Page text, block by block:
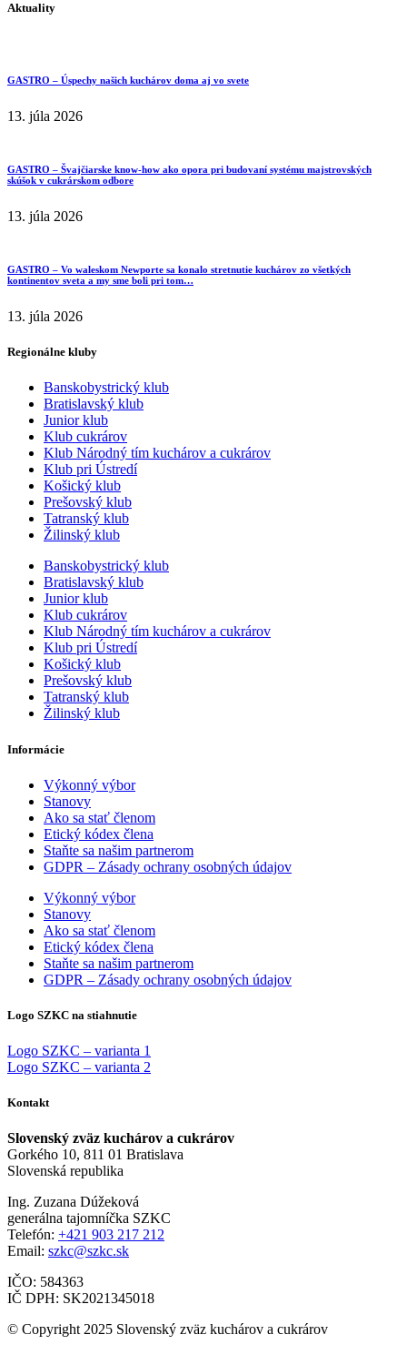
Aktuality
GASTRO – Úspechy našich kuchárov doma aj vo svete
13. júla 2026
GASTRO – Švajčiarske know-how ako opora pri budovaní systému majstrovských
skúšok v cukrárskom odbore
13. júla 2026
GASTRO – Vo waleskom Newporte sa konalo stretnutie kuchárov zo všetkých
kontinentov sveta a my sme boli pri tom…
13. júla 2026
Regionálne kluby
Banskobystrický klub
Bratislavský klub
Junior klub
Klub cukrárov
Klub Národný tím kuchárov a cukrárov
Klub pri Ústredí
Košický klub
Prešovský klub
Tatranský klub
Žilinský klub
Banskobystrický klub
Bratislavský klub
Junior klub
Klub cukrárov
Klub Národný tím kuchárov a cukrárov
Klub pri Ústredí
Košický klub
Prešovský klub
Tatranský klub
Žilinský klub
Informácie
Výkonný výbor
Stanovy
Ako sa stať členom
Etický kódex člena
Staňte sa našim partnerom
GDPR – Zásady ochrany osobných údajov
Výkonný výbor
Stanovy
Ako sa stať členom
Etický kódex člena
Staňte sa našim partnerom
GDPR – Zásady ochrany osobných údajov
Logo SZKC na stiahnutie
Logo SZKC – varianta 1
Logo SZKC – varianta 2
Kontakt
Slovenský zväz kuchárov a cukrárov
Gorkého 10, 811 01 Bratislava
Slovenská republika
Ing. Zuzana Dúžeková
generálna tajomníčka SZKC
Telefón: +421 903 217 212
Email: szkc@szkc.sk
IČO: 584363
IČ DPH: SK2021345018
© Copyright 2025 Slovenský zväz kuchárov a cukrárov